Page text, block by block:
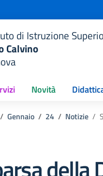
di Istruzione
Calvino
Novità
Gennaio 24 Notizie